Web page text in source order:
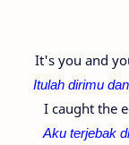
It's you and
Itulah dirimu
I caught the
Aku terjebak